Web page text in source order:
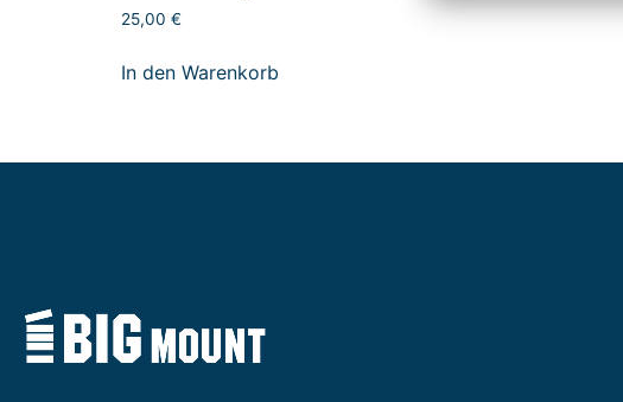
25,00 €
In den Warenkorb